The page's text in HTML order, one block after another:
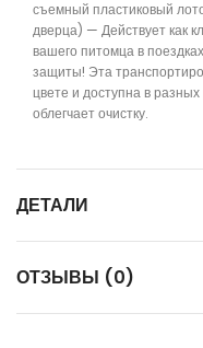
съемный пластиковый
дверца) — Действует как
вашего питомца в
защиты! Эта
цвете и доступна в
облегчает очистку.
ДЕТАЛИ
ОТЗЫВЫ (0)